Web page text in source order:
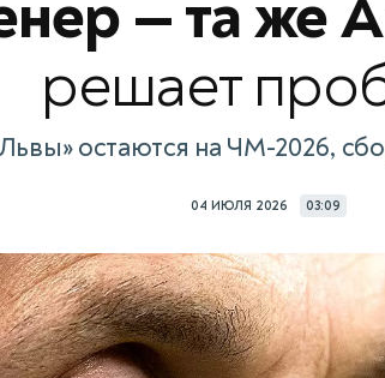
— та же
решает
остаются на ЧМ-2026,
04 ИЮЛЯ 2026 03:09